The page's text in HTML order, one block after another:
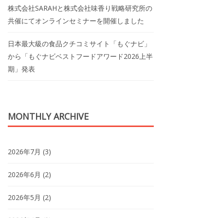
株式会社SARAHと株式会社味香り戦略研究所の
共催にてオンラインセミナーを開催しました
日本最大級の食品クチコミサイト「もぐナビ」
から「もぐナビベストフードアワード2026上半
期」発表
MONTHLY ARCHIVE
2026年7月 (3)
2026年6月 (2)
2026年5月 (2)